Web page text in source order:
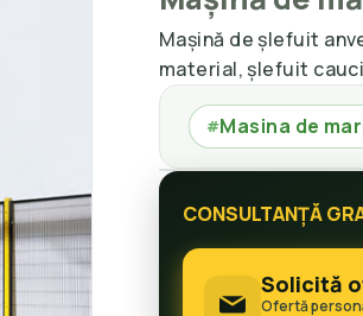
Mașină de șlefuit
material, șlefuit
#Masina de
CONSULTANȚĂ
Solicită
Ofertă